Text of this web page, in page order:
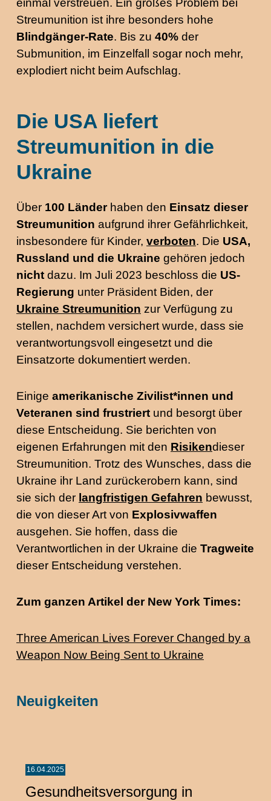
einmal verstreuen. Ein großes Problem bei
Streumunition ist ihre besonders hohe
Blindgänger-Rate. Bis zu 40% der
Submunition, im Einzelfall sogar noch mehr,
explodiert nicht beim Aufschlag.
Die USA liefert
Streumunition in die
Ukraine
Über 100 Länderhaben den Einsatz dieser
Streumunition aufgrund ihrer Gefährlichkeit,
insbesondere für Kinder, verboten. Die USA,
Russland und die Ukraine gehören jedoch
nicht dazu. Im Juli 2023 beschloss die US-
Regierung unter Präsident Biden, der
Ukraine Streumunition zur Verfügung zu
stellen, nachdem versichert wurde, dass sie
verantwortungsvoll eingesetzt und die
Einsatzorte dokumentiert werden.
Einige amerikanische Zivilist*innen und
Veteranen sind frustriert und besorgt über
diese Entscheidung. Sie berichten von
eigenen Erfahrungen mit den Risikendieser
Streumunition. Trotz des Wunsches, dass die
Ukraine ihr Land zurückerobern kann, sind
sie sich der langfristigen Gefahren bewusst,
die von dieser Art von Explosivwaffen
ausgehen. Sie hoffen, dass die
Verantwortlichen in der Ukraine die Tragweite
dieser Entscheidung verstehen.
Zum ganzen Artikel der New York Times:
Three American Lives Forever Changed by a
Weapon Now Being Sent to Ukraine
Neuigkeiten
16.04.2025
Gesundheitsversorgung in